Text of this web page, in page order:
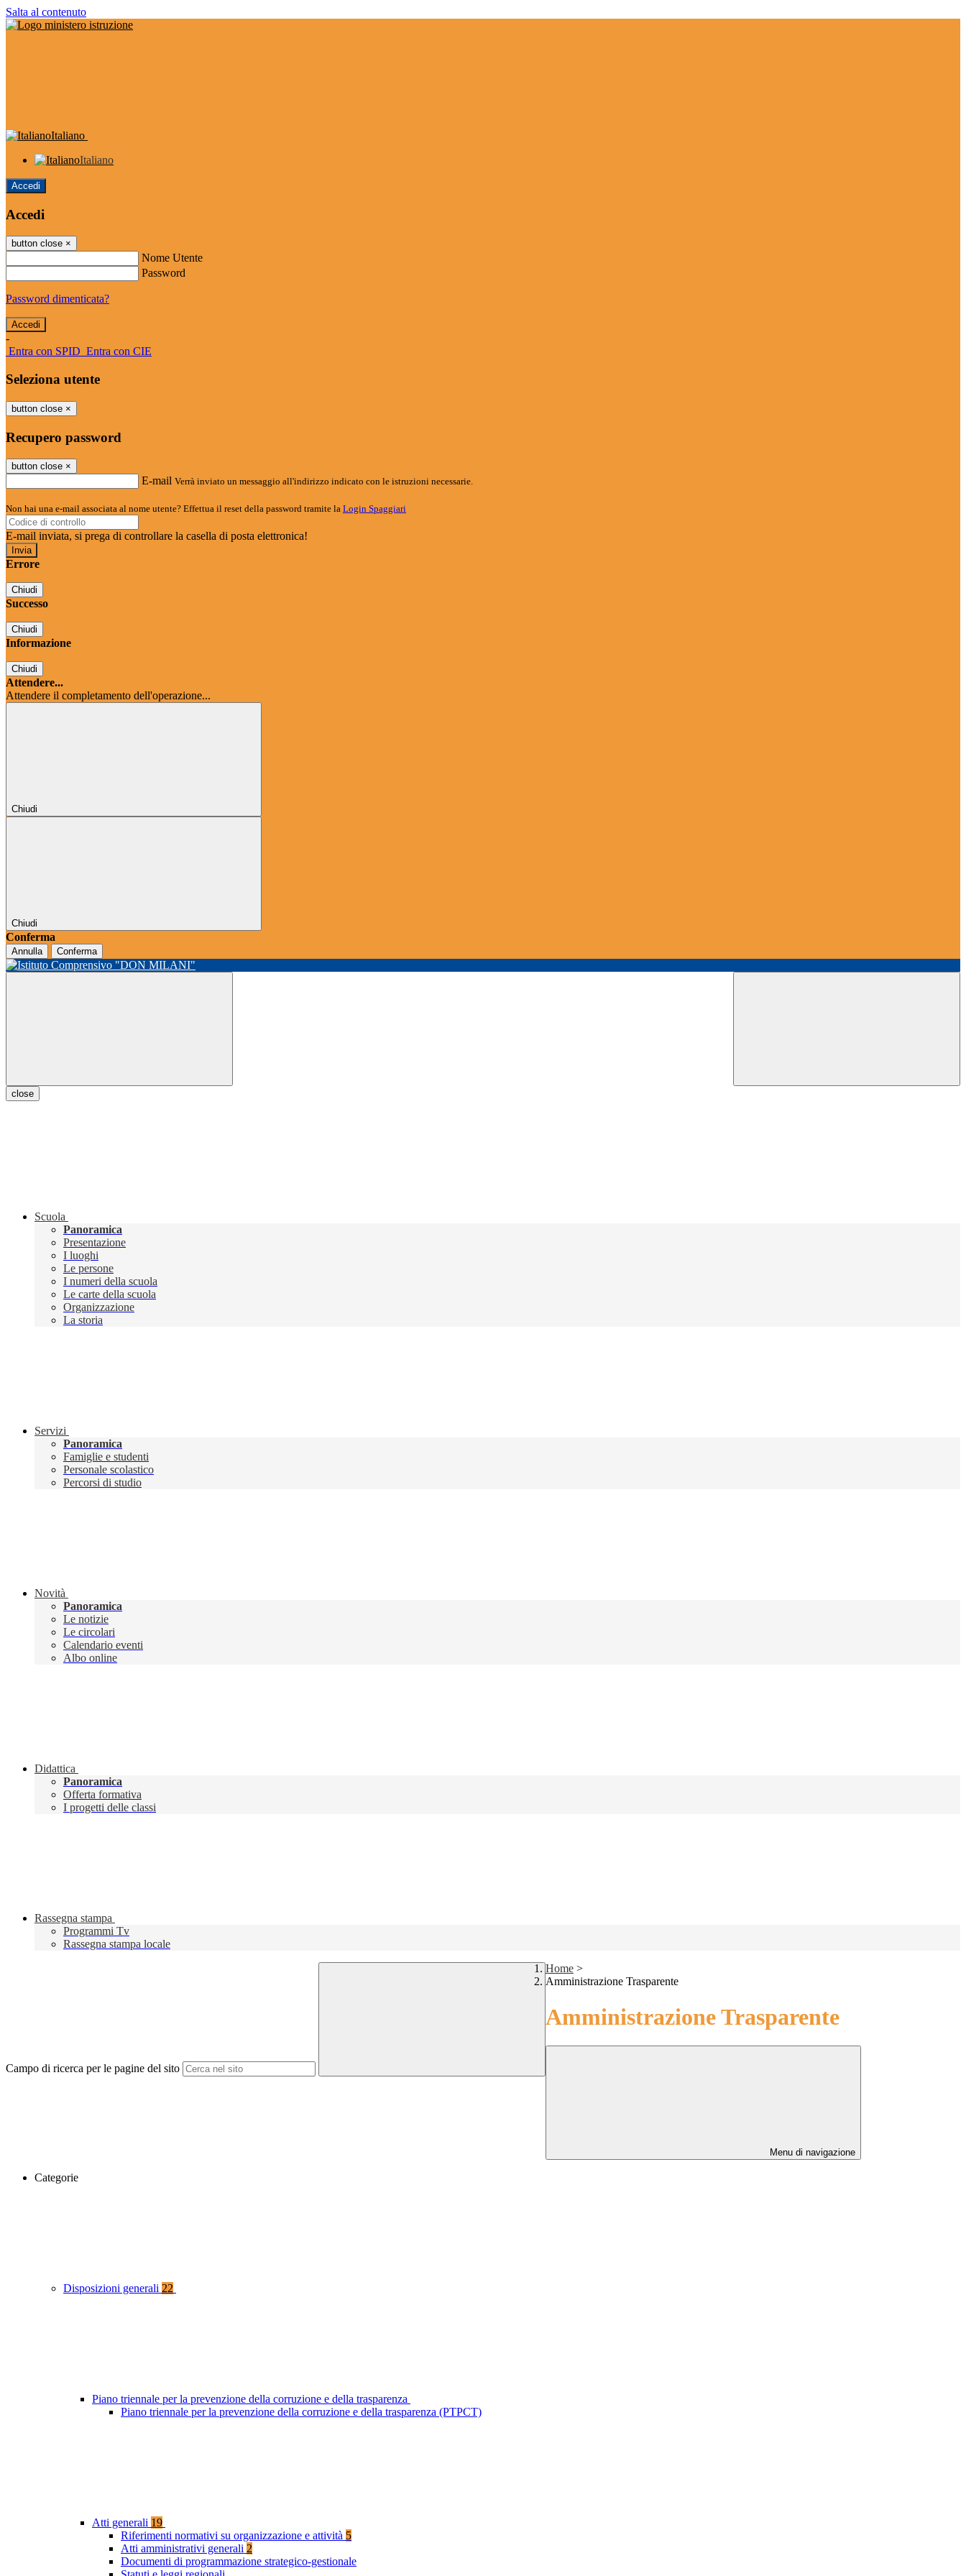
Salta al contenuto
Italiano
Italiano
Accedi
Accedi
button close ×
Nome Utente
Password
Password dimenticata?
-
Entra con SPID Entra con CIE
Seleziona utente
button close ×
Recupero password
button close ×
E-mail Verrà inviato un messaggio all'indirizzo indicato con le istruzioni necessarie.
Non hai una e-mail associata al nome utente? Effettua il reset della password tramite la Login Spaggiari
E-mail inviata, si prega di controllare la casella di posta elettronica!
Errore
Chiudi
Successo
Chiudi
Informazione
Chiudi
Attendere...
Attendere il completamento dell'operazione...
Chiudi
Chiudi
Conferma
Annulla Conferma
close
Scuola
Panoramica
Presentazione
I luoghi
Le persone
I numeri della scuola
Le carte della scuola
Organizzazione
La storia
Servizi
Panoramica
Famiglie e studenti
Personale scolastico
Percorsi di studio
Novità
Panoramica
Le notizie
Le circolari
Calendario eventi
Albo online
Didattica
Panoramica
Offerta formativa
I progetti delle classi
Rassegna stampa
Programmi Tv
Rassegna stampa locale
Campo di ricerca per le pagine del sito
Home >
Amministrazione Trasparente
Amministrazione Trasparente
Menu di navigazione
Categorie
Disposizioni generali 22
Piano triennale per la prevenzione della corruzione e della trasparenza
Piano triennale per la prevenzione della corruzione e della trasparenza (PTPCT)
Atti generali 19
Riferimenti normativi su organizzazione e attività 5
Atti amministrativi generali 2
Documenti di programmazione strategico-gestionale